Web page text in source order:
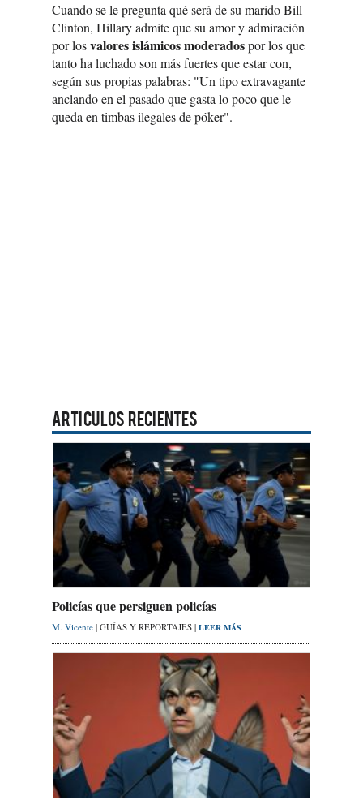
Cuando se le pregunta qué será de su marido Bill
Clinton, Hillary admite que su amor y admiración
por losvalores islámicos moderadospor los que
tanto ha luchado son más fuertes que estar con,
según sus propias palabras: "Un tipo extravagante
anclando en el pasado que gasta lo poco que le
queda en timbas ilegales de póker".
ARTICULOS RECIENTES
Policías que persiguen policías
M. Vicente | GUÍAS Y REPORTAJES | LEER MÁS